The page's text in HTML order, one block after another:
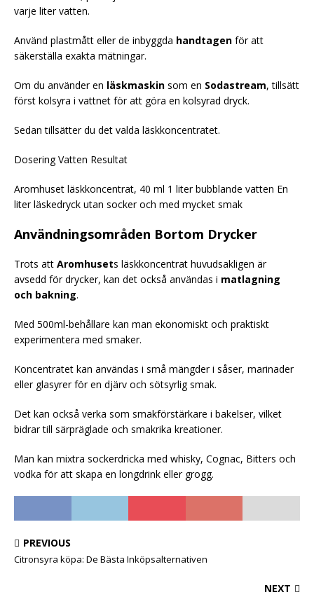
varje liter vatten.
Använd plastmått eller de inbyggda handtagen för att
säkerställa exakta mätningar.
Om du använder en läskmaskin som en Sodastream, tillsätt
först kolsyra i vattnet för att göra en kolsyrad dryck.
Sedan tillsätter du det valda läskkoncentratet.
Dosering Vatten Resultat
Aromhuset läskkoncentrat, 40 ml 1 liter bubblande vatten En
liter läskedryck utan socker och med mycket smak
Användningsområden Bortom Drycker
Trots att Aromhusets läskkoncentrat huvudsakligen är
avsedd för drycker, kan det också användas i matlagning
och bakning.
Med 500ml-behållare kan man ekonomiskt och praktiskt
experimentera med smaker.
Koncentratet kan användas i små mängder i såser, marinader
eller glasyrer för en djärv och sötsyrlig smak.
Det kan också verka som smakförstärkare i bakelser, vilket
bidrar till särpräglade och smakrika kreationer.
Man kan mixtra sockerdricka med whisky, Cognac, Bitters och
vodka för att skapa en longdrink eller grogg.
PREVIOUS
Citronsyra köpa: De Bästa Inköpsalternativen
NEXT